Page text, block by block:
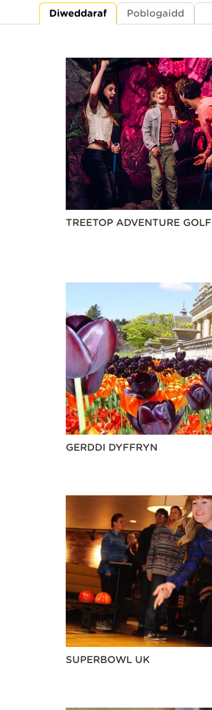
Diweddaraf Poblogaidd
TREETOP ADVENTURE GOLF
GERDDI DYFFRYN
SUPERBOWL UK